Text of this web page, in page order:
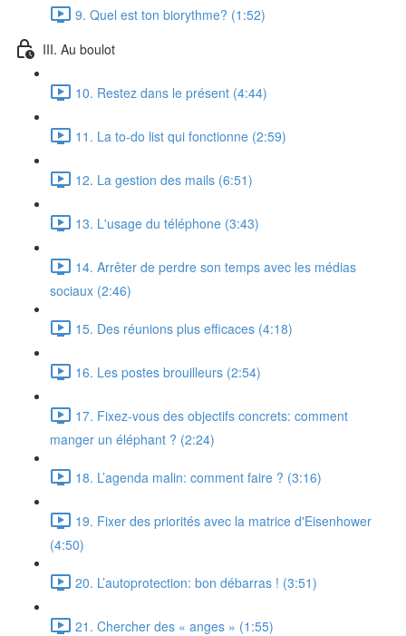
9. Quel est ton biorythme? (1:52)
III. Au boulot
10. Restez dans le présent (4:44)
11. La to-do list qui fonctionne (2:59)
12. La gestion des mails (6:51)
13. L'usage du téléphone (3:43)
14. Arrêter de perdre son temps avec les médias
sociaux (2:46)
15. Des réunions plus efficaces (4:18)
16. Les postes brouilleurs (2:54)
17. Fixez-vous des objectifs concrets: comment
manger un éléphant ? (2:24)
18. L’agenda malin: comment faire ? (3:16)
19. Fixer des priorités avec la matrice d'Eisenhower
(4:50)
20. L’autoprotection: bon débarras ! (3:51)
21. Chercher des « anges » (1:55)